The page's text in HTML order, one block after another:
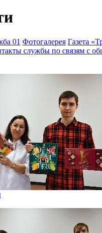
01 Фотогалерея Газета
службы по связям с